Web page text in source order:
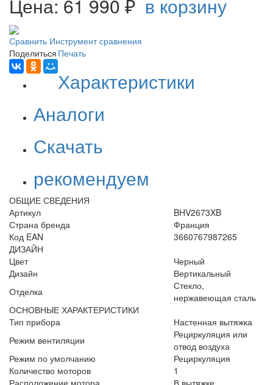
Цена: 61 990 ₽ в корзину
Сравнить Инструмент сравнения
Поделиться Печать
Характеристики
Аналоги
Скачать
рекомендуем
ОБЩИЕ СВЕДЕНИЯ
Артикул
BHV2673XB
Страна бренда
Франция
Код EAN
3660767987265
ДИЗАЙН
Цвет
Черный
Дизайн
Вертикальный
Отделка
Стекло,
нержавеющая сталь
ОСНОВНЫЕ ХАРАКТЕРИСТИКИ
Тип прибора
Настенная вытяжка
Режим вентиляции
Рециркуляция или
отвод воздуха
Режим по умолчанию
Рециркуляция
Количество моторов
1
Расположение мотора
В вытяжке